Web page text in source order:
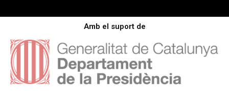
Amb el suport de